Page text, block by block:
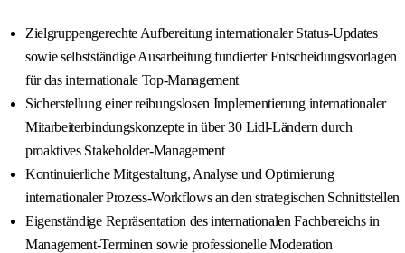
Zielgruppengerechte Aufbereitung internationaler Status-Updates
sowie selbstständige Ausarbeitung fundierter Entscheidungsvorlagen
für das internationale Top-Management
Sicherstellung einer reibungslosen Implementierung internationaler
Mitarbeiterbindungskonzepte in über 30 Lidl-Ländern durch
proaktives Stakeholder-Management
Kontinuierliche Mitgestaltung, Analyse und Optimierung
internationaler Prozess-Workflows an den strategischen Schnittstellen
Eigenständige Repräsentation des internationalen Fachbereichs in
Management-Terminen sowie professionelle Moderation